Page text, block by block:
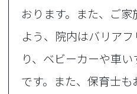
おります。また、ご
よう、院内はバリア
り、ベビーカーや車
です。また、保育士